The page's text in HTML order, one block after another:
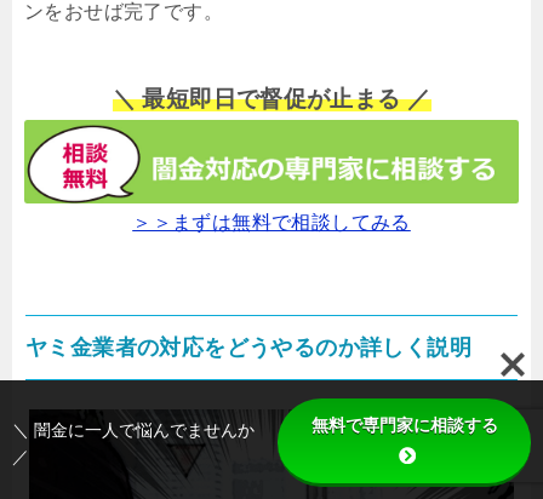
ンをおせば完了です。
＼ 最短即日で督促が止まる ／
＞＞まずは無料で相談してみる
ヤミ金業者の対応をどうやるのか詳しく説明
＼ 闇金に一人で悩んでませんか
／
無料で専門家に相談する